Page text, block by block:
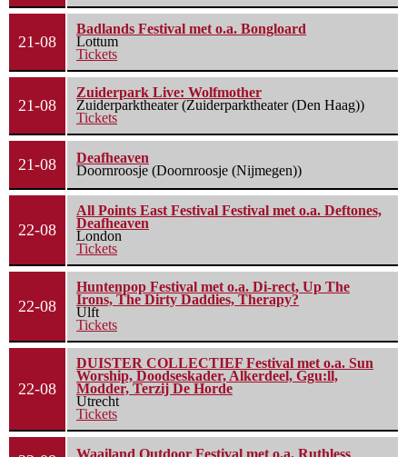
21-08
Badlands Festival met o.a. Bongloard
Lottum
Tickets
21-08
Zuiderpark Live: Wolfmother
Zuiderparktheater (Zuiderparktheater (Den Haag))
Tickets
21-08
Deafheaven
Doornroosje (Doornroosje (Nijmegen))
22-08
All Points East Festival Festival met o.a. Deftones,
Deafheaven
London
Tickets
22-08
Huntenpop Festival met o.a. Di-rect, Up The
Irons, The Dirty Daddies, Therapy?
Ulft
Tickets
22-08
DUISTER COLLECTIEF Festival met o.a. Sun
Worship, Doodseskader, Alkerdeel, Ggu:ll,
Modder, Terzij De Horde
Utrecht
Tickets